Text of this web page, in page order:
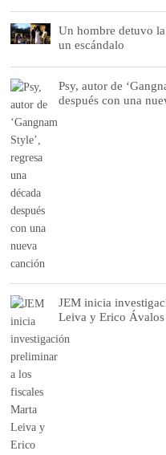
Un hombre detuvo
un escándalo
Psy, autor de
después con una
JEM inicia
Leiva y Erico Ávalos